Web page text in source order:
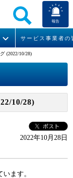
報告
策 5ヶ条
サービス事業者の
(2022/10/28)
10/28)
2022年10月28日
ます。